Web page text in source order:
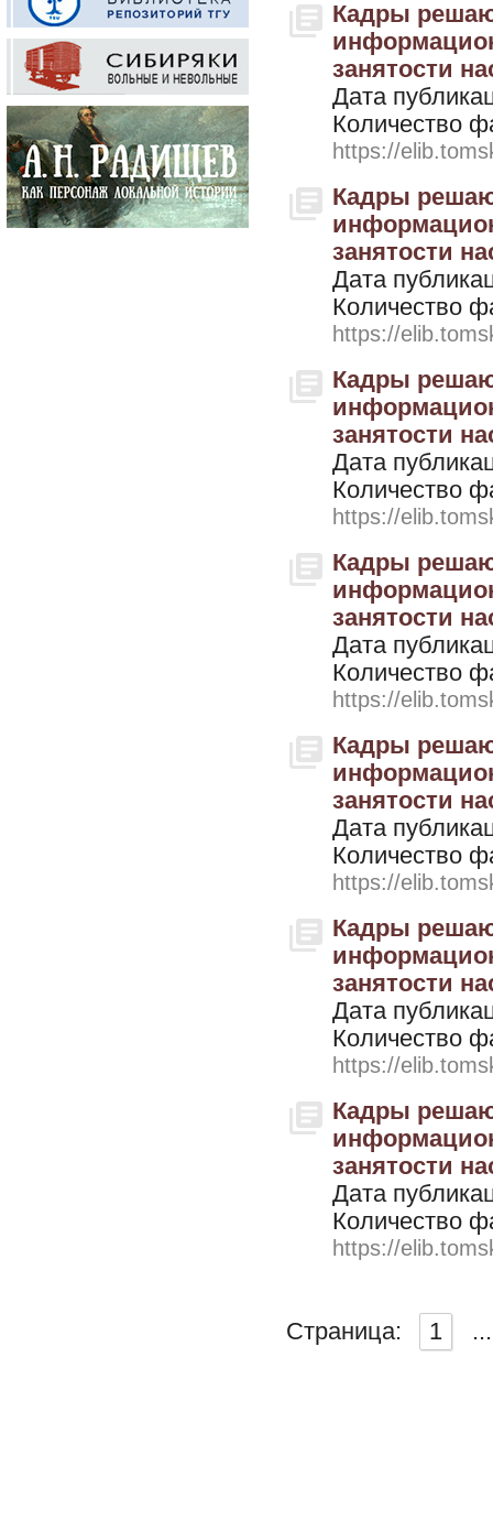
Кадры
занятости
Дата
Количество
https://
Кадры
занятости
Дата
Количество
https://
Кадры
занятости
Дата
Количество
https://
Кадры
занятости
Дата
Количество
https://
Кадры
занятости
Дата
Количество
https://
Кадры
занятости
Дата
Количество
https://
Кадры
занятости
Дата
Количество
https://
Страница: 1 ...